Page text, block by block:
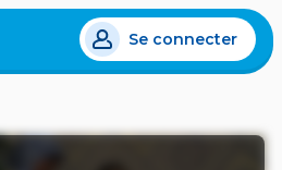
Se connecter